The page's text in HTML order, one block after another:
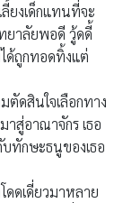
ยงเด็กแทนที่จะ
ยาลัยพอดี วู้ดดี้
ด้ถูกทอดทิ้งแต่
ตัดสินใจเลือกทาง
สู่อาณาจักร เธอ
ทักษะธนูของเธอ
ดดเดี่ยวมาหลาย